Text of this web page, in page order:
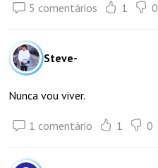
5 comentários 1 0
Steve-
Nunca vou viver.
1 comentário 1 0